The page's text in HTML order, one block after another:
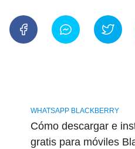
WHATSAPP BLACKBERRY
Cómo descargar e
gratis para móviles